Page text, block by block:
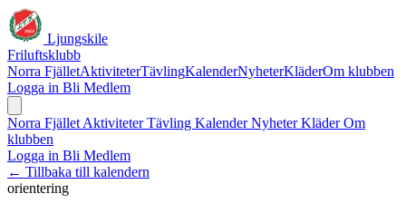
Ljungskile
Friluftsklubb
Norra FjälletAktiviteterTävlingKalenderNyheterKläderOm klubben
Logga in Bli Medlem
Norra Fjället AktiviteterTävling KalenderNyheterKläderOm
klubben
Logga in Bli Medlem
← Tillbaka till kalendern
orientering